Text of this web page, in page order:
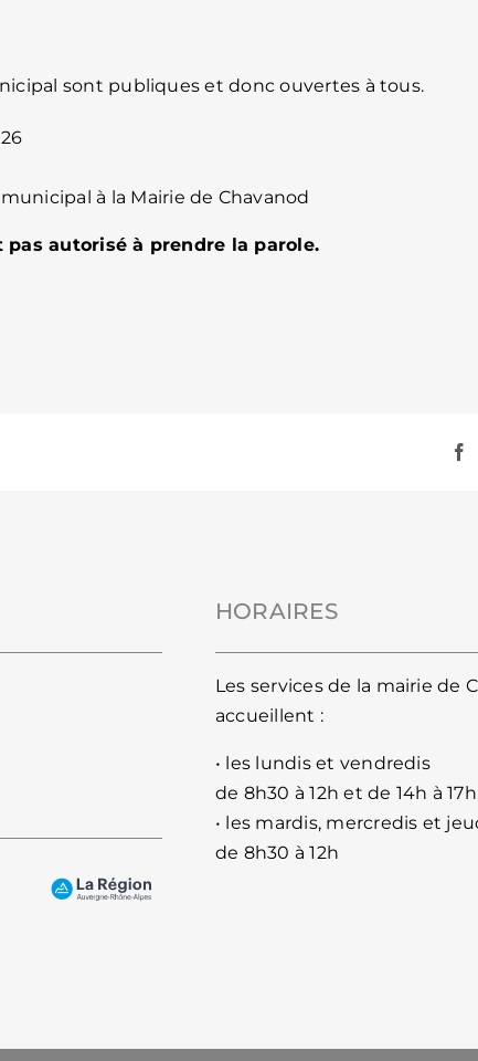
sont publiques et donc ouvertes à tous.
à la Mairie de Chavanod
pas autorisé à prendre la parole.
HORAIRES
Les services de la mairie de
accueillent :
• les lundis et vendredis
de 8h30 à 12h et de 14h à 17h
• les mardis, mercredis et
de 8h30 à 12h